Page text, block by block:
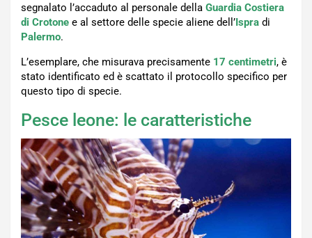
segnalato l’accaduto al personale della Guardia Costiera
di Crotone e al settore delle specie aliene dell’Ispra di
Palermo.
L’esemplare, che misurava precisamente 17 centimetri, è
stato identificato ed è scattato il protocollo specifico per
questo tipo di specie.
Pesce leone: le caratteristiche